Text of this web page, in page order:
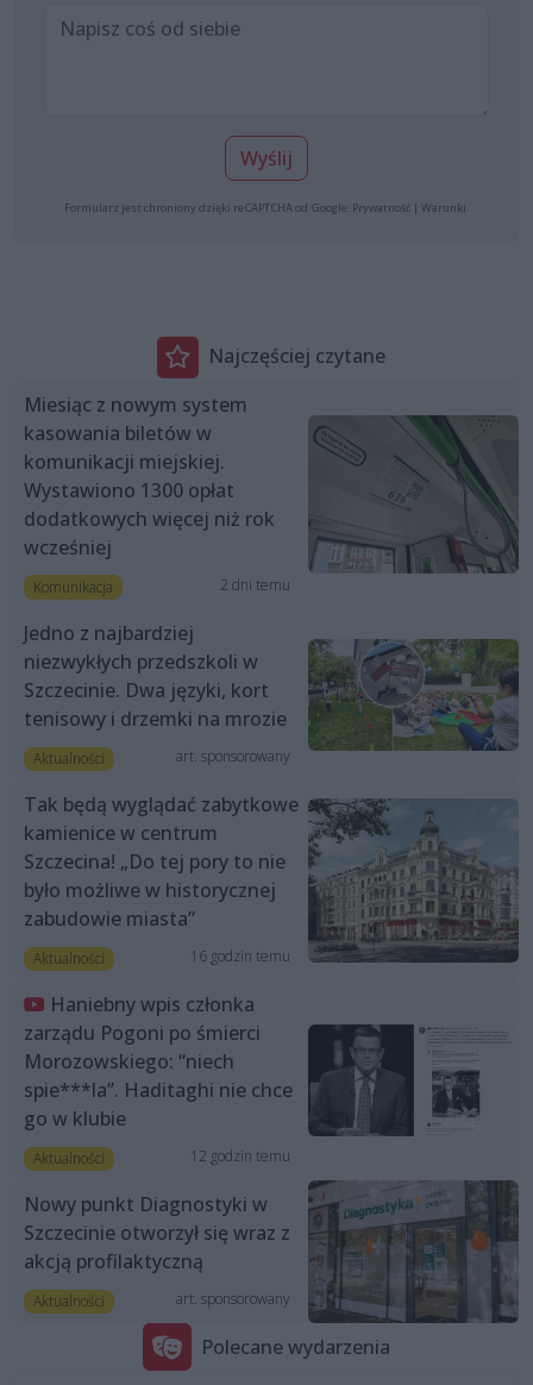
Wyślij
Formularz jest chroniony dzięki reCAPTCHA od Google: Prywatność | Warunki
Najczęściej czytane
Miesiąc z nowym system
kasowania biletów w
komunikacji miejskiej.
Wystawiono 1300 opłat
dodatkowych więcej niż rok
wcześniej
Komunikacja 2 dni temu
Jedno z najbardziej
niezwykłych przedszkoli w
Szczecinie. Dwa języki, kort
tenisowy i drzemki na mrozie
Aktualności art. sponsorowany
Tak będą wyglądać zabytkowe
kamienice w centrum
Szczecina! „Do tej pory to nie
było możliwe w historycznej
zabudowie miasta”
Aktualności 16 godzin temu
Haniebny wpis członka
zarządu Pogoni po śmierci
Morozowskiego: “niech
spie***la”. Haditaghi nie chce
go w klubie
Aktualności 12 godzin temu
Nowy punkt Diagnostyki w
Szczecinie otworzył się wraz z
akcją profilaktyczną
Aktualności art. sponsorowany
Polecane wydarzenia